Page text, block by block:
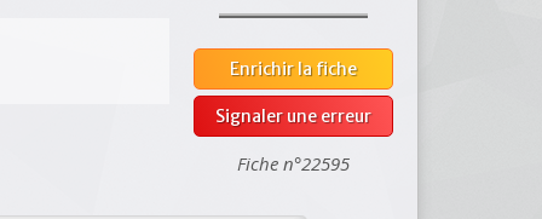
Enrichir la fiche
Signaler une erreur
Fiche n°22595